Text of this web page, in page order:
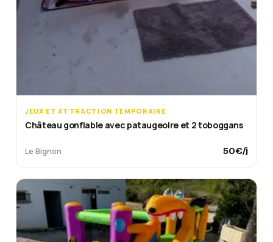
JEUX ET ATTRACTION TEMPORAIRE
Château gonflable avec pataugeoire et 2 toboggans
Le Bignon 50€/j